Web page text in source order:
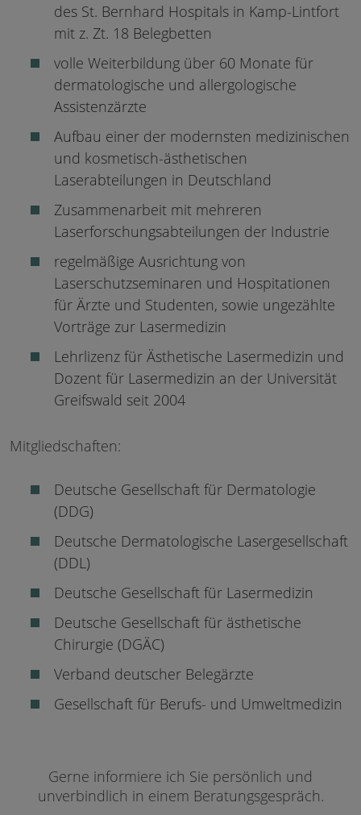
des St. Bernhard Hospitals in Kamp-Lintfort
mit z. Zt. 18 Belegbetten
volle Weiterbildung über 60 Monate für
dermatologische und allergologische
Assistenzärzte
Aufbau einer der modernsten medizinischen
und kosmetisch-ästhetischen
Laserabteilungen in Deutschland
Zusammenarbeit mit mehreren
Laserforschungsabteilungen der Industrie
regelmäßige Ausrichtung von
Laserschutzseminaren und Hospitationen
für Ärzte und Studenten, sowie ungezählte
Vorträge zur Lasermedizin
Lehrlizenz für Ästhetische Lasermedizin und
Dozent für Lasermedizin an der Universität
Greifswald seit 2004
Mitgliedschaften:
Deutsche Gesellschaft für Dermatologie
(DDG)
Deutsche Dermatologische Lasergesellschaft
(DDL)
Deutsche Gesellschaft für Lasermedizin
Deutsche Gesellschaft für ästhetische
Chirurgie (DGÄC)
Verband deutscher Belegärzte
Gesellschaft für Berufs- und Umweltmedizin
Gerne informiere ich Sie persönlich und
unverbindlich in einem Beratungsgespräch.